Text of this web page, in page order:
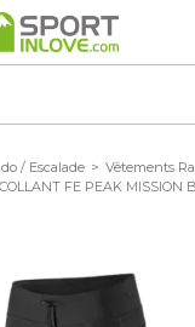
/ Escalade > Vêtements
COLLANT FE PEAK MISSION